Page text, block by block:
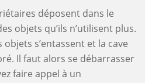
déposent dans le
objets qu’ils n’utilisent plus.
s’entassent et la cave
Il faut alors se débarrasser
faire appel à un